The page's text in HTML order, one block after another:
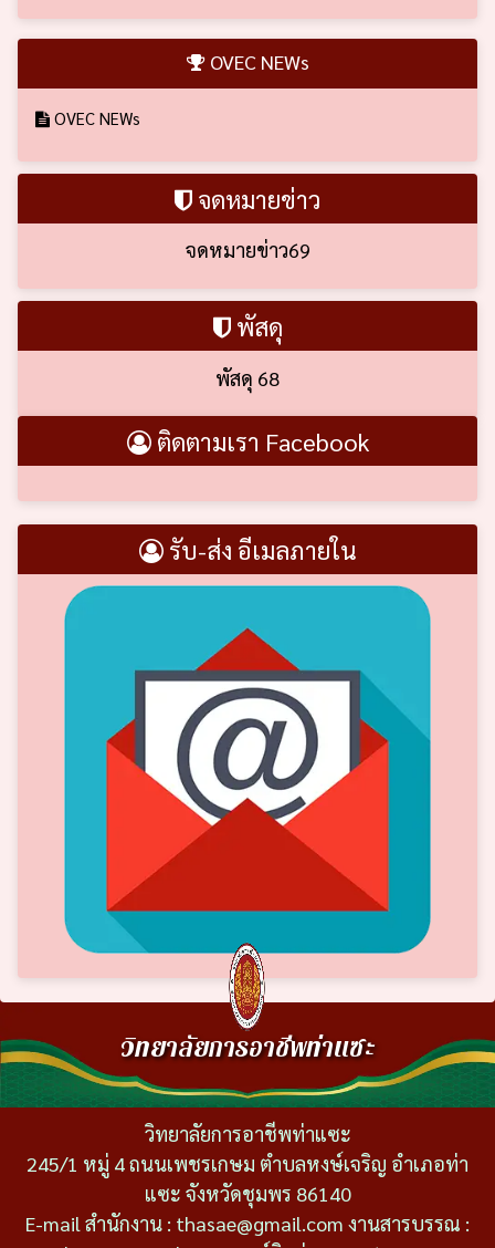
OVEC NEWs
OVEC NEWs
จดหมายข่าว
จดหมายข่าว69
พัสดุ
พัสดุ 68
ติดตามเรา Facebook
รับ-ส่ง อีเมลภายใน
วิทยาลัยการอาชีพท่าแซะ
วิทยาลัยการอาชีพท่าแซะ
245/1 หมู่ 4 ถนนเพชรเกษม ตำบลหงษ์เจริญ อำเภอท่า
แซะ จังหวัดชุมพร 86140
E-mail สำนักงาน : thasae@gmail.com งานสารบรรณ :